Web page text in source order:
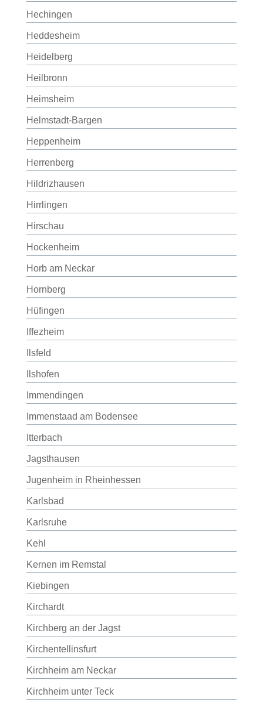
Hechingen
Heddesheim
Heidelberg
Heilbronn
Heimsheim
Helmstadt-Bargen
Heppenheim
Herrenberg
Hildrizhausen
Hirrlingen
Hirschau
Hockenheim
Horb am Neckar
Hornberg
Hüfingen
Iffezheim
Ilsfeld
Ilshofen
Immendingen
Immenstaad am Bodensee
Itterbach
Jagsthausen
Jugenheim in Rheinhessen
Karlsbad
Karlsruhe
Kehl
Kernen im Remstal
Kiebingen
Kirchardt
Kirchberg an der Jagst
Kirchentellinsfurt
Kirchheim am Neckar
Kirchheim unter Teck